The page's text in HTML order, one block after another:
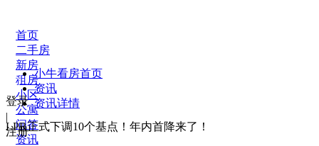
首页
二手房
新房
租房
小区
公寓
问答
资讯
登录
|
注册
小牛看房首页
资讯
资讯详情
LPR正式下调10个基点！年内首降来了！